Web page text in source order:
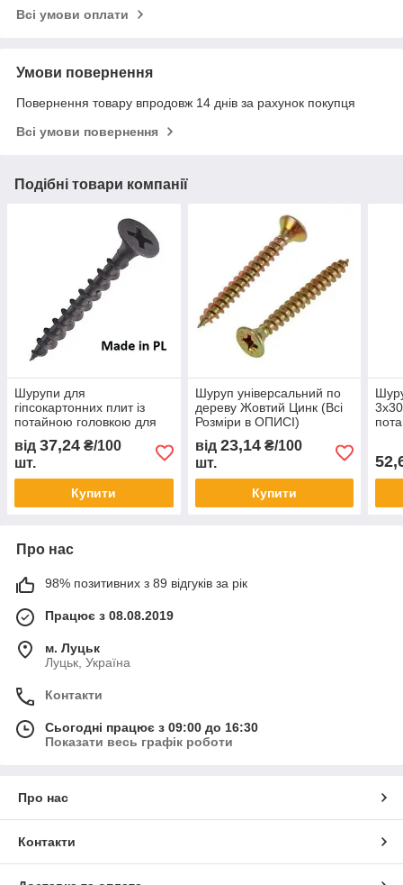
Всі умови оплати
Умови повернення
Повернення товару впродовж 14 днів за рахунок покупця
Всі умови повернення
Подібні товари компанії
Шурупи для
гіпсокартонних плит із
потайною головкою для
(Розміри в ОПИСНІЇ)
від 37,24 ₴/100
шт.
Купити
Шуруп універсальний по
дереву Жовтий Цинк (Всі
Розміри в ОПИСІ)
від 23,14₴/100
шт.
Купити
Про нас
98% позитивних з 89 відгуків за рік
Працює з 08.08.2019
м. Луцьк
Луцьк, Україна
Контакти
Сьогодні працює з 09:00 до 16:30
Показати весь графік роботи
Про нас
Контакти